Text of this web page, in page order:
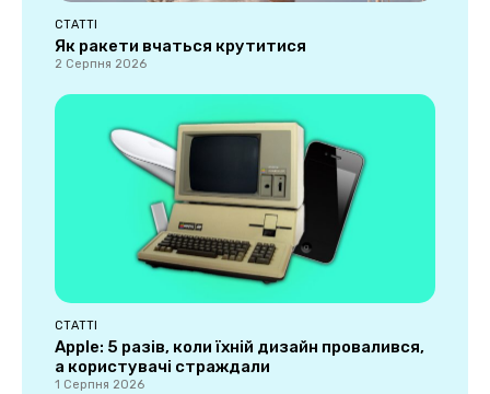
СТАТТІ
Як ракети вчаться крутитися
2 Серпня 2026
СТАТТІ
Apple: 5 разів, коли їхній дизайн провалився,
а користувачі страждали
1 Серпня 2026